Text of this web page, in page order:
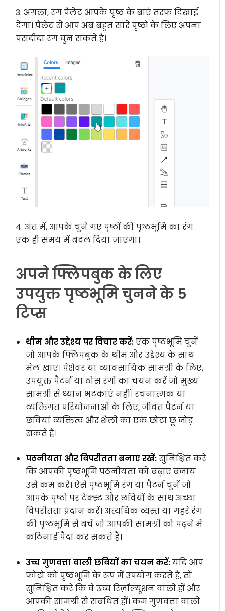
3. अगला, रंग पैलेट आपके पृष्ठ के बाएं तरफ दिखाई
देगा। पैलेट से आप अब बहुत सारे पृष्ठों के लिए अपना
पसंदीदा रंग चुन सकते हैं।
4. अंत में, आपके चुने गए पृष्ठों की पृष्ठभूमि का रंग
एक ही समय में बदल दिया जाएगा।
अपने फ्लिपबुक के लिए
उपयुक्त पृष्ठभूमि चुनने के 5
टिप्स
थीम और उद्देश्य पर विचार करें:एक पृष्ठभूमि चुनें
जो आपके फ्लिपबुक के थीम और उद्देश्य के साथ
मेल खाए। पेशेवर या व्यावसायिक सामग्री के लिए,
उपयुक्त पैटर्न या ठोस रंगों का चयन करें जो मुख्य
सामग्री से ध्यान भटकाएं नहीं। रचनात्मक या
व्यक्तिगत परियोजनाओं के लिए, जीवंत पैटर्न या
छवियां व्यक्तित्व और शैली का एक छोटा छू जोड़
सकते हैं।
पठनीयता और विपरीतता बनाए रखें:सुनिश्चित करें
कि आपकी पृष्ठभूमि पठनीयता को बढ़ाए बजाय
उसे कम करे। ऐसे पृष्ठभूमि रंग या पैटर्न चुनें जो
आपके पृष्ठों पर टेक्स्ट और छवियों के साथ अच्छा
विपरीतता प्रदान करें। अत्यधिक व्यस्त या गहरे रंग
की पृष्ठभूमि से बचें जो आपकी सामग्री को पढ़ने में
कठिनाई पैदा कर सकते हैं।
उच्च गुणवत्ता वाली छवियों का चयन करें:यदि आप
फोटो को पृष्ठभूमि के रूप में उपयोग करते हैं, तो
सुनिश्चित करें कि वे उच्च रिज़ॉल्यूशन वाली हों और
आपकी सामग्री से संबंधित हों। कम गुणवत्ता वाली